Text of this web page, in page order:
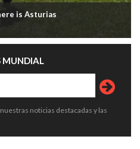
is Asturias
MUNDIAL
noticias destacadas y las